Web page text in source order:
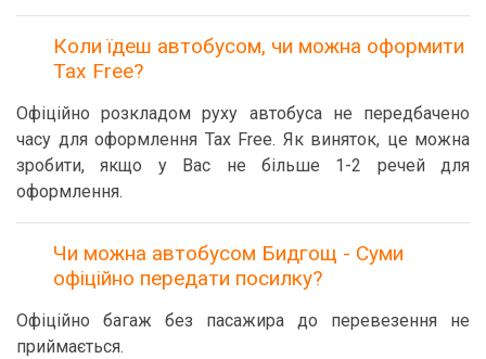
Коли їдеш автобусом, чи можна оформити
Tax Free?
Офіційно розкладом руху автобуса не передбачено
часу для оформлення Tax Free. Як виняток, це можна
зробити, якщо у Вас не більше 1-2 речей для
оформлення.
Чи можна автобусом Бидгощ - Суми
офіційно передати посилку?
Офіційно багаж без пасажира до перевезення не
приймається.